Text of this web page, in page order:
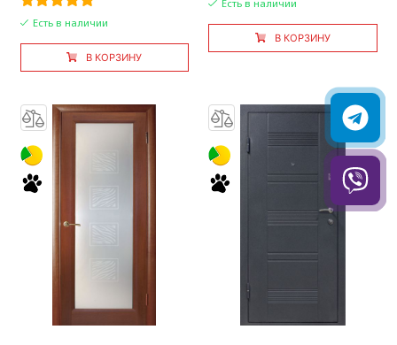
Есть в наличии
В КОРЗИНУ
Есть в наличии
В КОРЗИНУ